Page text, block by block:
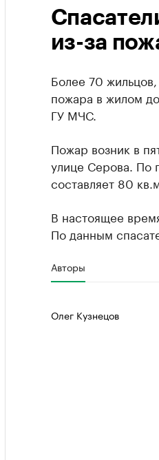
из-за
Более 70
пожара в жилом
ГУ МЧС.
Пожар возник в
улице Серова. По
составляет 80
В настоящее
По данным
Авторы
Олег Кузнецов